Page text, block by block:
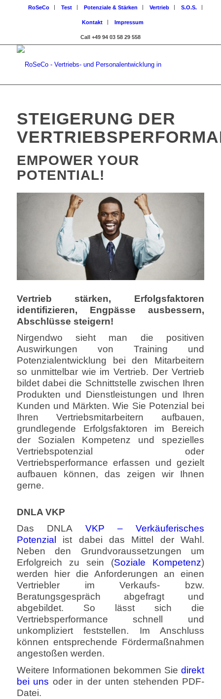
RoSeCo Test Potenziale & Stärken Vertrieb S.O.S.
Kontakt Impressum
Call +49 94 03 58 29 558
STEIGERUNG DER
EMPOWER YOUR
POTENTIAL!
Vertrieb stärken, Erfolgsfaktoren
identifizieren, Engpässe ausbessern,
Abschlüsse steigern!
Nirgendwo sieht man die positiven
Auswirkungen von Training und
Potenzialentwicklung bei den Mitarbeitern
so unmittelbar wie im Vertrieb. Der Vertrieb
bildet dabei die Schnittstelle zwischen Ihren
Produkten und Dienstleistungen und Ihren
Kunden und Märkten. Wie Sie Potenzial bei
Ihren Vertriebsmitarbeitern aufbauen,
grundlegende Erfolgsfaktoren im Bereich
der Sozialen Kompetenz und spezielles
Vertriebspotenzial oder
Vertriebsperformance erfassen und gezielt
aufbauen können, das zeigen wir Ihnen
gerne.
DNLA VKP
Das DNLA VKP – Verkäuferisches
Potenzial
ist dabei das Mittel der Wahl.
Neben den Grundvoraussetzungen um
Erfolgreich zu sein (Soziale Kompetenz)
werden hier die Anforderungen an einen
Vertriebler im Verkaufs- bzw.
Beratungsgespräch abgefragt und
abgebildet. So lässt sich die
Vertriebsperformance schnell und
unkompliziert feststellen. Im Anschluss
können entsprechende Fördermaßnahmen
angestoßen werden.
Weitere Informationen bekommen Siedirekt
bei uns oder in der unten stehenden PDF-
Datei.